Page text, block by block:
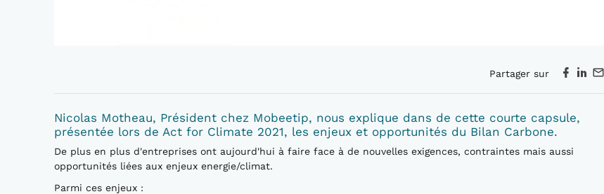
Partager sur
Nicolas Motheau, Président chez Mobeetip, nous explique dans de cette courte capsule,
présentée lors de Act for Climate 2021, les enjeux et opportunités du Bilan Carbone.
De plus en plus d'entreprises ont aujourd'hui à faire face à de nouvelles exigences, contraintes mais aussi
opportunités liées aux enjeux energie/climat.
Parmi ces enjeux :